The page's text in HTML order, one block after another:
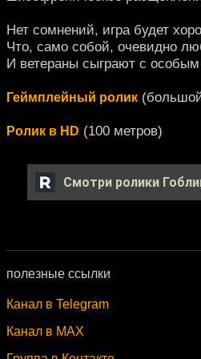
Нет сомнений, игра будет
Что, само собой, очевидно
И ветераны сыграют с
Геймплейный ролик
Ролик в HD (100 метров)
Смотри ролики
полезные ссылки
Канал в Telegram
Канал в MAX